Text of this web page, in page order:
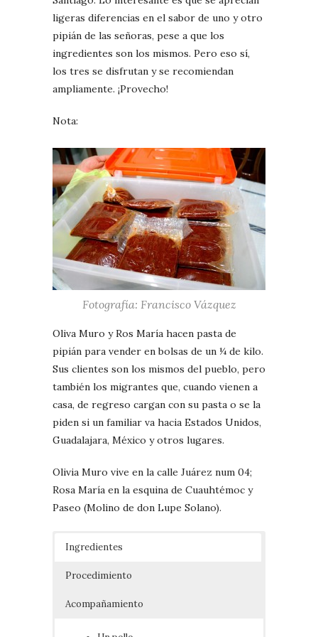
ligeras diferencias en el sabor de uno y otro
pipián de las señoras, pese a que los
ingredientes son los mismos. Pero eso sí,
los tres se disfrutan y se recomiendan
ampliamente. ¡Provecho!
Nota:
Fotografía: Francisco Vázquez
Oliva Muro y Ros María hacen pasta de
pipián para vender en bolsas de un ¼ de kilo.
Sus clientes son los mismos del pueblo, pero
también los migrantes que, cuando vienen a
casa, de regreso cargan con su pasta o se la
piden si un familiar va hacia Estados Unidos,
Guadalajara, México y otros lugares.
Olivia Muro vive en la calle Juárez num 04;
Rosa María en la esquina de Cuauhtémoc y
Paseo (Molino de don Lupe Solano).
Ingredientes
Procedimiento
Acompañamiento